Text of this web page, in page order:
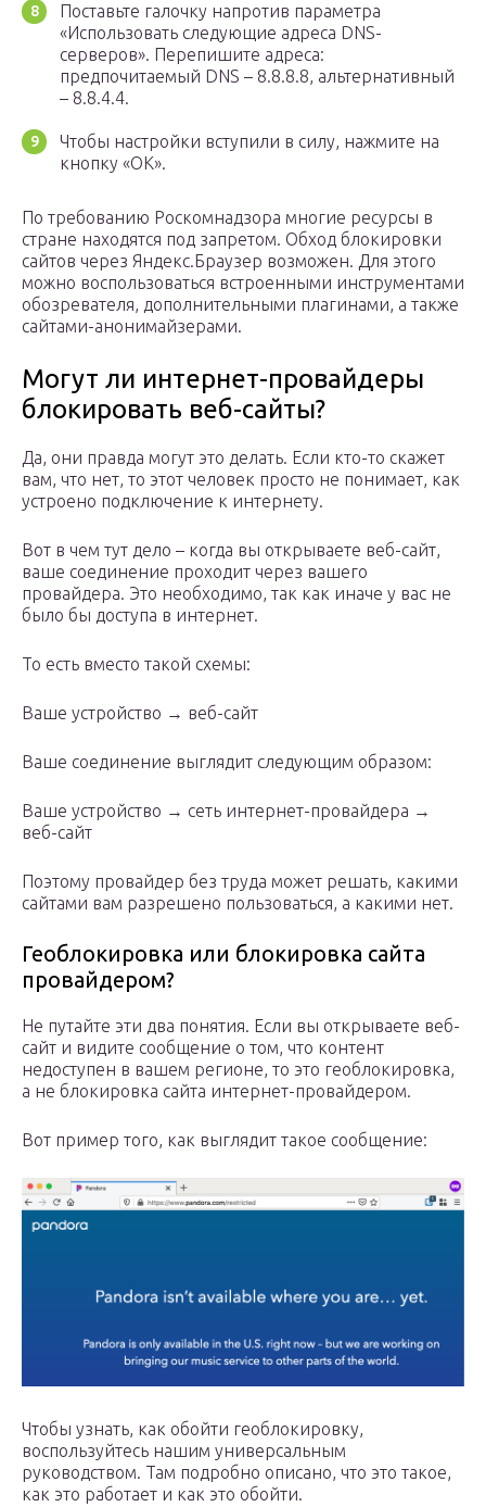
Поставьте галочку напротив параметра
«Использовать следующие адреса DNS-
серверов». Перепишите адреса:
предпочитаемый DNS – 8.8.8.8, альтернативный
– 8.8.4.4.
Чтобы настройки вступили в силу, нажмите на
кнопку «ОК».
По требованию Роскомнадзора многие ресурсы в
стране находятся под запретом. Обход блокировки
сайтов через Яндекс.Браузер возможен. Для этого
можно воспользоваться встроенными инструментами
обозревателя, дополнительными плагинами, а также
сайтами-анонимайзерами.
Могут ли интернет-провайдеры
блокировать веб-сайты?
Да, они правда могут это делать. Если кто-то скажет
вам, что нет, то этот человек просто не понимает, как
устроено подключение к интернету.
Вот в чем тут дело – когда вы открываете веб-сайт,
ваше соединение проходит через вашего
провайдера. Это необходимо, так как иначе у вас не
было бы доступа в интернет.
То есть вместо такой схемы:
Ваше устройство → веб-сайт
Ваше соединение выглядит следующим образом:
Ваше устройство → сеть интернет-провайдера →
веб-сайт
Поэтому провайдер без труда может решать, какими
сайтами вам разрешено пользоваться, а какими нет.
Геоблокировка или блокировка сайта
провайдером?
Не путайте эти два понятия. Если вы открываете веб-
сайт и видите сообщение о том, что контент
недоступен в вашем регионе, то это геоблокировка,
а не блокировка сайта интернет-провайдером.
Вот пример того, как выглядит такое сообщение:
Чтобы узнать, как обойти геоблокировку,
воспользуйтесь нашим универсальным
руководством. Там подробно описано, что это такое,
как это работает и как это обойти.